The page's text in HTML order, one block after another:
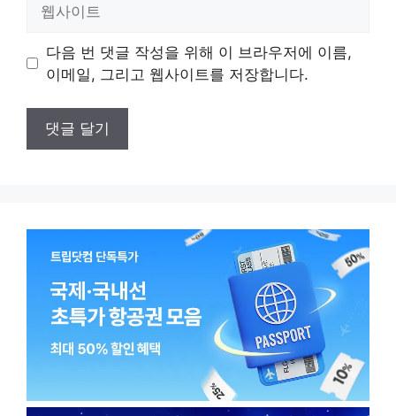
트
다음 번 댓글 작성을 위해 이 브라우저에 이름,
이메일, 그리고 웹사이트를 저장합니다.